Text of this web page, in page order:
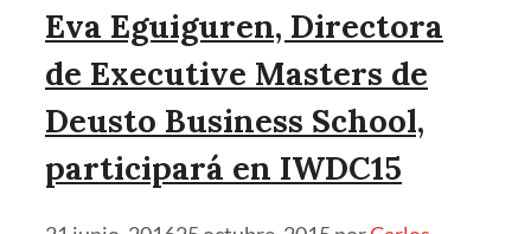
Eva Eguiguren, Directora
de Executive Masters de
Deusto Business School,
participará en IWDC15